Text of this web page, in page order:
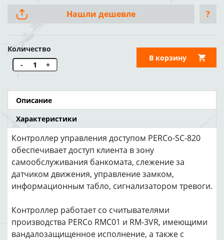
Нашли дешевле ?
Количество
-
+
В корзину
Описание
Характеристики
Контроллер управления доступом PERCo-SC-820
обеспечивает доступ клиента в зону
самообслуживания банкомата, слежение за
датчиком движения, управление замком,
информационным табло, сигнализатором тревоги.
Контроллер работает со считывателями
производства PERCo RMC01 и RM-3VR, имеющими
вандалозащищенное исполнение, а также с